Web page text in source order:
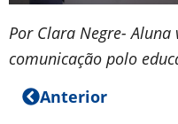
Por Clara Negre-
comunicação polo
Anterior